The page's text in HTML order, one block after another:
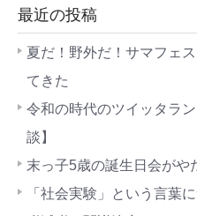
最近の投稿
夏だ！野外だ！サマフェ
てきた
令和の時代のツイッタラ
談】
末っ子5歳の誕生日会がや
「社会実験」という言葉